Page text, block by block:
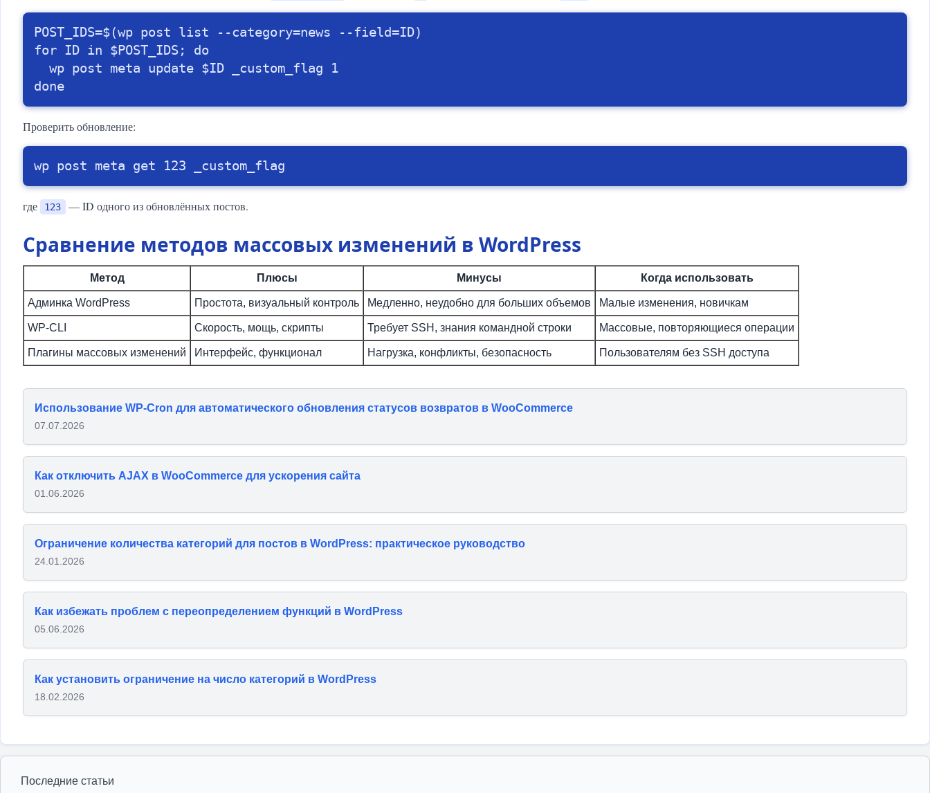
POST_IDS=$(wp post list --category=news --field=ID)
for ID in $POST_IDS; do
  wp post meta update $ID _custom_flag 1
done
Проверить обновление:
wp post meta get 123 _custom_flag
где 123 — ID одного из обновлённых постов.
Сравнение методов массовых изменений в WordPress
Метод Плюсы Минусы Когда использовать
Админка WordPress Простота, визуальный контроль Медленно, неудобно для больших объемов Малые изменения, новичкам
WP-CLI Скорость, мощь, скрипты Требует SSH, знания командной строки Массовые, повторяющиеся операции
Плагины массовых изменений Интерфейс, функционал Нагрузка, конфликты, безопасность Пользователям без SSH доступа
Использование WP-Cron для автоматического обновления статусов возвратов в WooCommerce
07.07.2026
Как отключить AJAX в WooCommerce для ускорения сайта
01.06.2026
Ограничение количества категорий для постов в WordPress: практическое руководство
24.01.2026
Как избежать проблем с переопределением функций в WordPress
05.06.2026
Как установить ограничение на число категорий в WordPress
18.02.2026
Последние статьи